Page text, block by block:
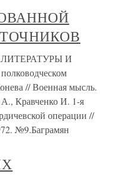
И
// Военная мысль.
Кравченко И. 1-я
операции //
№9.Баграмян